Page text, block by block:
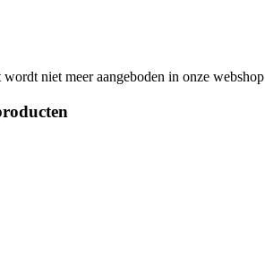
wordt niet meer aangeboden in onze webshop